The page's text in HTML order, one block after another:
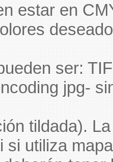
estar en
ser:
jpg-
tildada).
si utiliza